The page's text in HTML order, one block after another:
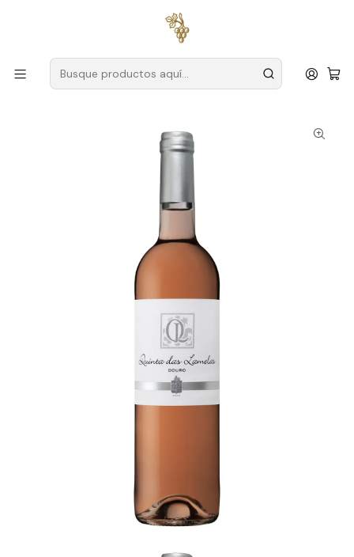
para pedidos superiores a
Productores Duero
Quinta das Lamelas
Quinta das Lamelas 2024 Duero Rosado 75cl